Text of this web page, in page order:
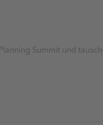
Summit und